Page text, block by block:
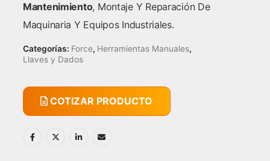
Mantenimiento, Montaje Y Reparación De
Maquinaria Y Equipos Industriales.
Categorías: Force, Herramientas Manuales,
Llaves y Dados
COTIZAR PRODUCTO